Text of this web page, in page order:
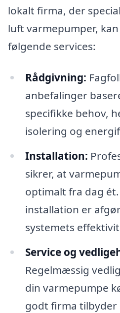
lokalt firma, der
luft varmepumper,
følgende services:
Rådgivning:
anbefalinger
specifikke behov,
isolering og
Installation:
sikrer, at
optimalt fra dag
installation er
systemets
Service og
Regelmæssig
din varmepumpe
godt firma tilbyder